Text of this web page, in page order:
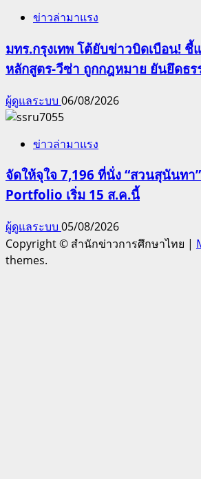
ข่าวล่ามาแรง
มทร.กรุงเทพ โต้ยับข่าวบิดเบือน! ชี้
หลักสูตร-วีซ่า ถูกกฎหมาย ยันยึดธ
ผู้ดูแลระบบ 06/08/2026
ข่าวล่ามาแรง
จัดให้จุใจ 7,196 ที่นั่ง “สวนสุนันทา
Portfolio เริ่ม 15 ส.ค.นี้
ผู้ดูแลระบบ 05/08/2026
Copyright © สำนักข่าวการศึกษาไทย |
themes.